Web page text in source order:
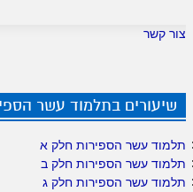
צור קשר
שיעורים בתלמוד עשר
תלמוד עשר הספירות חלק א
תלמוד עשר הספירות חלק ב
תלמוד עשר הספירות חלק ג